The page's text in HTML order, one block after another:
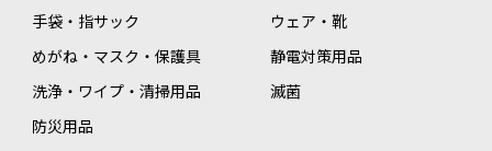
手袋・指サック
ウェア・靴
めがね・マスク・保護具
静電対策用品
洗浄・ワイプ・清掃用品
滅菌
防災用品